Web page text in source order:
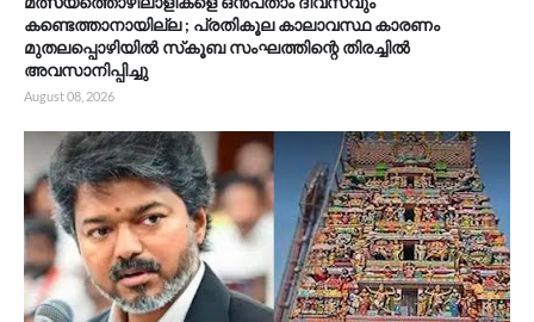
കണ്ടെത്താനായില്ല ; പ്രതികൂല കാലാവസ്ഥ കാരണം
മുതലപ്പൊഴിയിൽ സ്‌കൂബ സംഘത്തിന്റെ തിരച്ചിൽ
അവസാനിപ്പിച്ചു
August 08, 2026